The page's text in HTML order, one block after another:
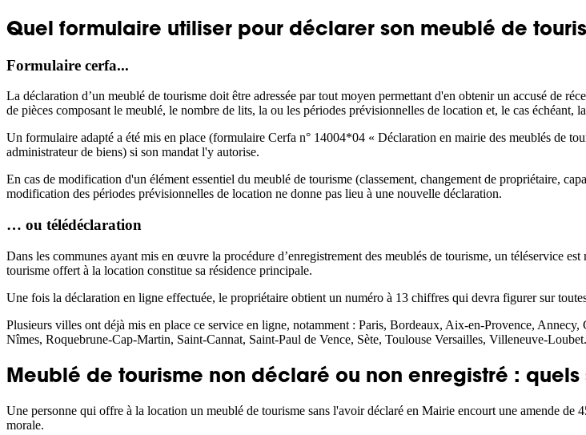
Quel formulaire utiliser pour déclarer son meublé de
Formulaire cerfa...
La déclaration d’un meublé de tourisme doit être adressée par tout moyen permettant d'en obtenir un accusé de
de pièces composant le meublé, le nombre de lits, la ou les périodes prévisionnelles de location et, le cas échéant,
Un formulaire adapté a été mis en place (formulaire Cerfa n° 14004*04 « Déclaration en mairie des meublés de
administrateur de biens) si son mandat l'y autorise.
En cas de modification d'un élément essentiel du meublé de tourisme (classement, changement de propriétaire,
modification des périodes prévisionnelles de location ne donne pas lieu à une nouvelle déclaration.
… ou télédéclaration
Dans les communes ayant mis en œuvre la procédure d’enregistrement des meublés de tourisme, un téléservice
tourisme offert à la location constitue sa résidence principale.
Une fois la déclaration en ligne effectuée, le propriétaire obtient un numéro à 13 chiffres qui devra figurer sur
Plusieurs villes ont déjà mis en place ce service en ligne, notamment : Paris, Bordeaux, Aix-en-Provence,
Nîmes, Roquebrune-Cap-Martin, Saint-Cannat, Saint-Paul de Vence, Sète, Toulouse Versailles, Villeneuve-Loubet.
Meublé de tourisme non déclaré ou non enregistré : quels
Une personne qui offre à la location un meublé de tourisme sans l'avoir déclaré en Mairie encourt une amende
morale.